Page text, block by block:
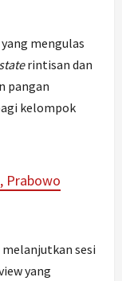
mengulas
rintisan dan
pangan
kelompok
Prabowo
melanjutkan sesi
yang